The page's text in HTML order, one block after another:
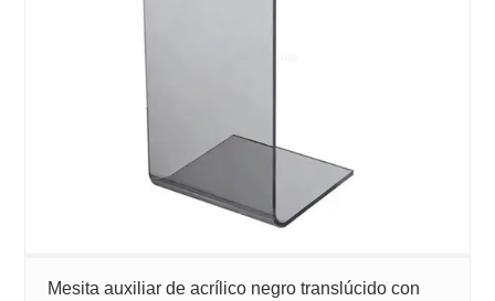
Mesita auxiliar de acrílico negro translúcido con